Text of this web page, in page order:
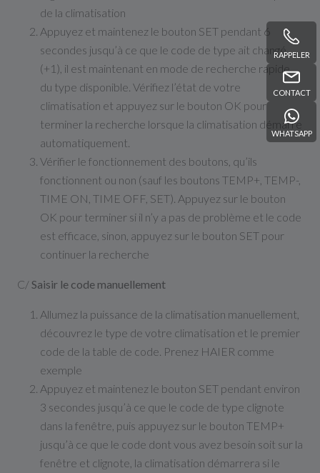
RAPPELER
CONTACT
WHATSAPP
de la climatisation
Appuyez et maintenez le bouton SET pendant 6
secondes jusqu’à ce que le code de type ait changé
(+1), il est maintenant en mode de recherche rapide
du type disponible. Vérifiez l’état de votre
climatisation et appuyez sur le bouton OK pour
terminer la recherche lorsque la climatisation démarre
automatiquement.
Vérifier le fonctionnement des boutons, qu’ils
fonctionnent ou non (sauf les boutons TEMP+, TEMP-,
TIME ON, TIME OFF, SET). Appuyez sur le bouton
OK pour terminer si il n’y a pas de problème et le code
est efficace, sinon, appuyez sur le bouton SET pour
continuer la recherche
C/ Saisir le code manuellement
Allumez la puissance de la climatisation manuellement,
découvrez le type de votre climatisation et le premier
code de la table de code. Prenez HAIER comme
exemple
Appuyez et maintenez le bouton SET pendant environ
3 secondes jusqu’à ce que le code de type clignote
dans la fenêtre, puis appuyez sur le bouton TEMP+
jusqu’à ce que le code dont vous avez besoin soit sur la
fenêtre et clignote, la climatisation démarrera si le